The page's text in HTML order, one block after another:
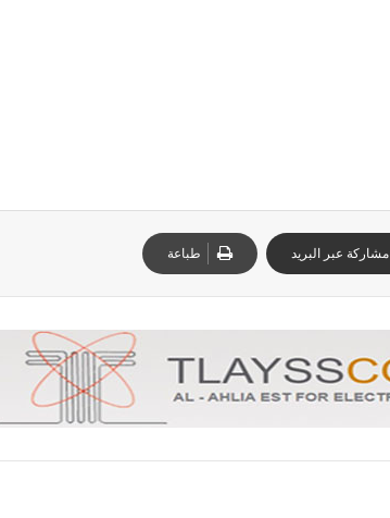
مشاركة عبر البريد طباعة